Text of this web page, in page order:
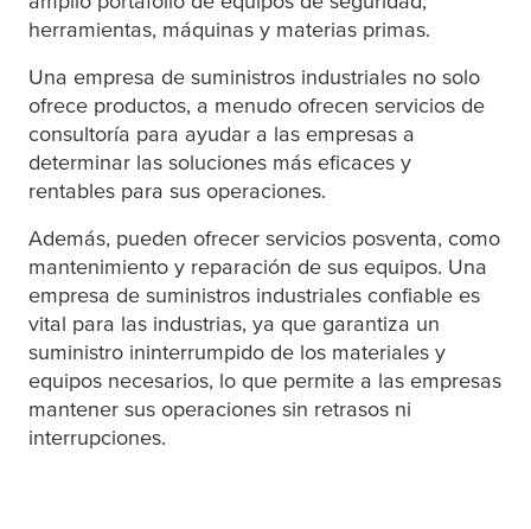
herramientas, máquinas y materias primas.
Una empresa de suministros industriales no solo
ofrece productos, a menudo ofrecen servicios de
consultoría para ayudar a las empresas a
determinar las soluciones más eficaces y
rentables para sus operaciones.
Además, pueden ofrecer servicios posventa, como
mantenimiento y reparación de sus equipos. Una
empresa de suministros industriales confiable es
vital para las industrias, ya que garantiza un
suministro ininterrumpido de los materiales y
equipos necesarios, lo que permite a las empresas
mantener sus operaciones sin retrasos ni
interrupciones.